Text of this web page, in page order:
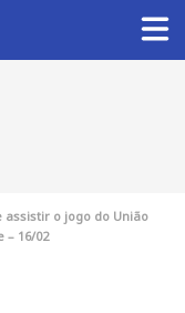
assistir o jogo do União
– 16/02